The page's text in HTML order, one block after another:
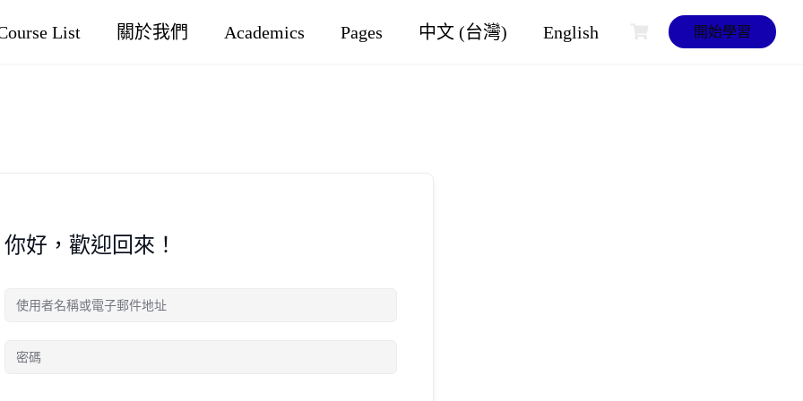
List 關於我們 Academics Pages 中文 (台灣) English 開始學習
你好，歡迎回來！